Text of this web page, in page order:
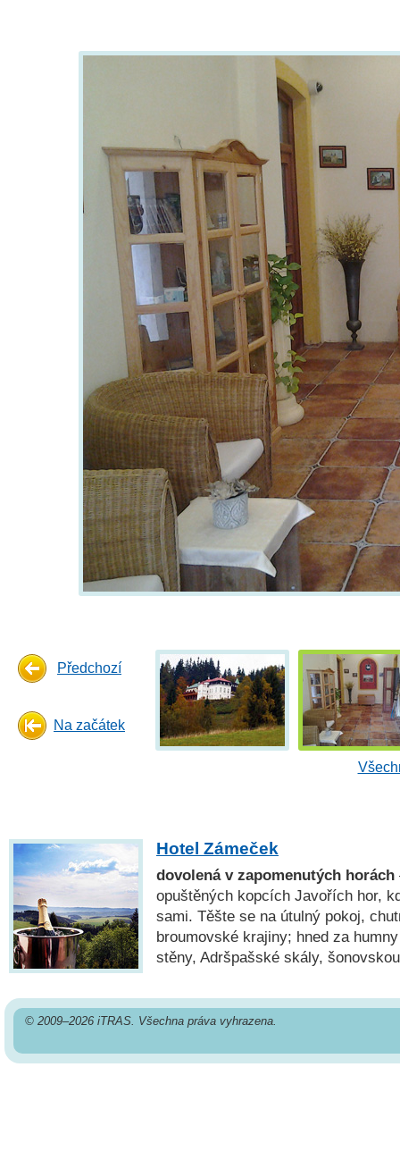
Předchozí
Na začátek
Hotel Zámeček
dovolená v zapomenutých horách
opuštěných kopcích Javořích hor,
sami. Těšte se na útulný pokoj,
broumovské krajiny; hned za
stěny, Adršpašské skály,
© 2009–2026 iTRAS. Všechna práva vyhrazena.